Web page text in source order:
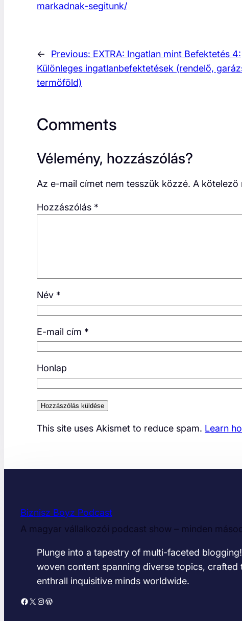
markadnak-segitunk/
← Previous: EXTRA: Ingatlan mint Befektetés 4:
Különleges ingatlanbefektetések (rendelő,
termőföld)
Comments
Vélemény, hozzászólás?
Az e-mail címet nem tesszük közzé. A kötelező
Hozzászólás *
Név *
E-mail cím *
Honlap
This site uses Akismet to reduce spam. Learn
Biznisz Boyz Podcast
A magyar vállalkozói podcast show – minden
Plunge into a tapestry of multi-faceted
woven content spanning diverse topics, crafted
enthrall inquisitive minds worldwide.
Facebook X Instagram WordPress